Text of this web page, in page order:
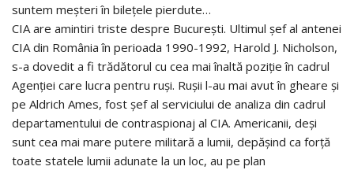
suntem meșteri în bilețele pierdute…
CIA are amintiri triste despre București. Ultimul șef al antenei
CIA din România în perioada 1990-1992, Harold J. Nicholson,
s-a dovedit a fi trădătorul cu cea mai înaltă poziţie în cadrul
Agenţiei care lucra pentru ruși. Rușii l-au mai avut în gheare și
pe Aldrich Ames, fost șef al serviciului de analiza din cadrul
departamentului de contraspionaj al CIA. Americanii, deși
sunt cea mai mare putere militară a lumii, depășind ca forță
toate statele lumii adunate la un loc, au pe plan